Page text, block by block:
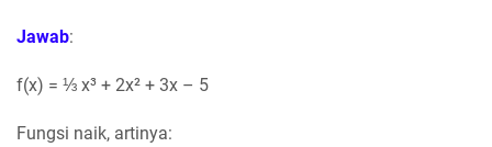
Jawab:
f(x) = ⅓ x³ + 2x² + 3x – 5
Fungsi naik, artinya: